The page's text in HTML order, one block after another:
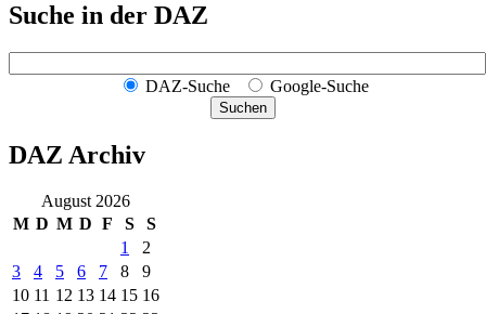
Suche in der DAZ
DAZ-Suche Google-Suche
Suchen
DAZ Archiv
August 2026
M D M D F S
S
1
2
3
4 5 6 7 8
9
10 11 12 13 14 15 16